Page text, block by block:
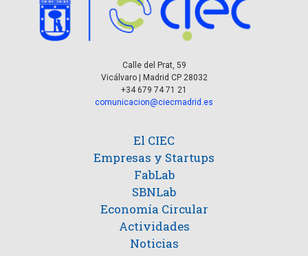
Calle del Prat, 59
Vicálvaro | Madrid CP 28032
+34 679 74 71 21
comunicacion@ciecmadrid.es
El CIEC
Empresas y Startups
FabLab
SBNLab
Economía Circular
Actividades
Noticias